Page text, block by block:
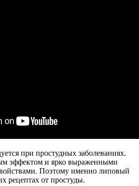
при простудных заболеваниях.
эффектом и ярко выраженными
Поэтому именно липовый
рецептах от простуды.